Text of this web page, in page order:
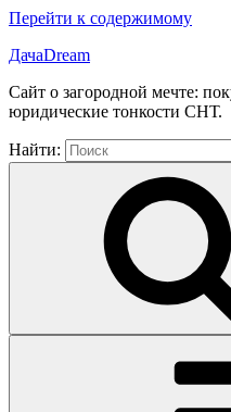
Перейти к содержимому
ДачаDream
Сайт о загородной мечте:
юридические тонкости СНТ.
Найти: